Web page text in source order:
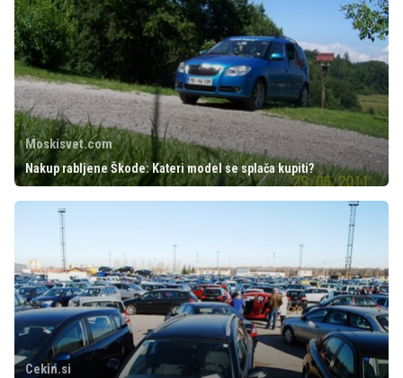
Moskisvet.com
Nakup rabljene Škode: Kateri model se splača kupiti?
Cekin.si